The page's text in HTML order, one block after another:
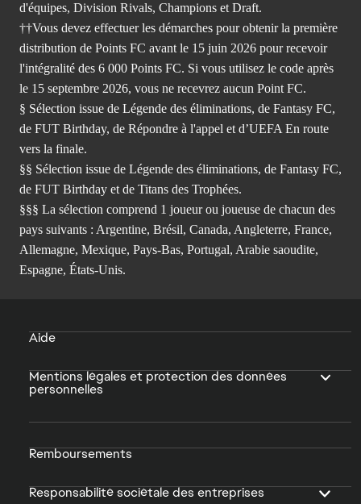
d'équipes, Division Rivals, Champions et Draft.
††Vous devez effectuer les démarches pour obtenir la première
distribution de Points FC avant le 15 juin 2026 pour recevoir
l'intégralité des 6 000 Points FC. Si vous utilisez le code après
le 15 septembre 2026, vous ne recevrez aucun Point FC.
§ Sélection issue de Légende des éliminations, de Fantasy FC,
de FUT Birthday, de Répondre à l'appel et d’UEFA En route
vers la finale.
§§ Sélection issue de Légende des éliminations, de Fantasy FC,
de FUT Birthday et de Titans des Trophées.
§§§ La sélection comprend 1 joueur ou joueuse de chacun des
pays suivants : Argentine, Brésil, Canada, Angleterre, France,
Allemagne, Mexique, Pays-Bas, Portugal, Arabie saoudite,
Espagne, États-Unis.
Aide
Mentions légales et protection des données
personnelles
Remboursements
Responsabilité sociétale des entreprises